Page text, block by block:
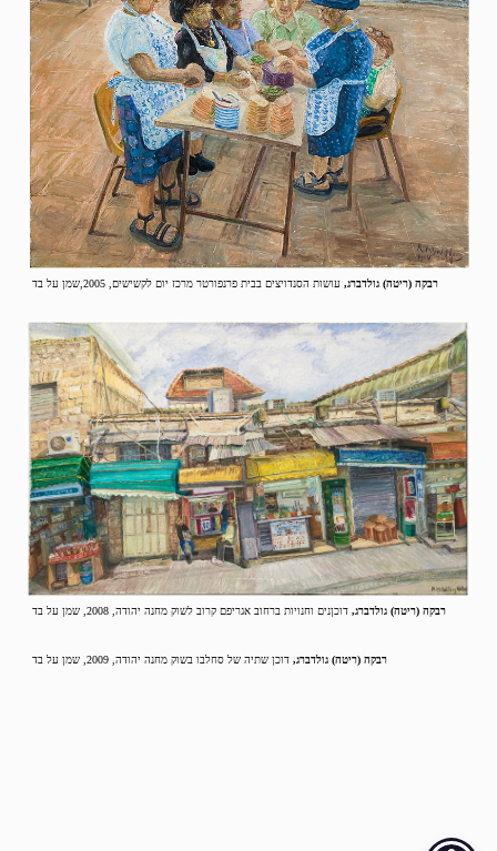
רבקה (ריטה) גולדברג, עושות הסנדויצים בבית פרנפורטר מרכז יום לקשישים, 2005,שמן על בד
רבקה (ריטה) גולדברג, דוכןנים וחנויות ברחוב אגריפם קרוב לשוק מחנה יהודה, 2008, שמן על בד
רבקה (ריטה) גולדברג, דוכן שתיה של סחלבו בשוק מחנה יהודה, 2009, שמן על בד